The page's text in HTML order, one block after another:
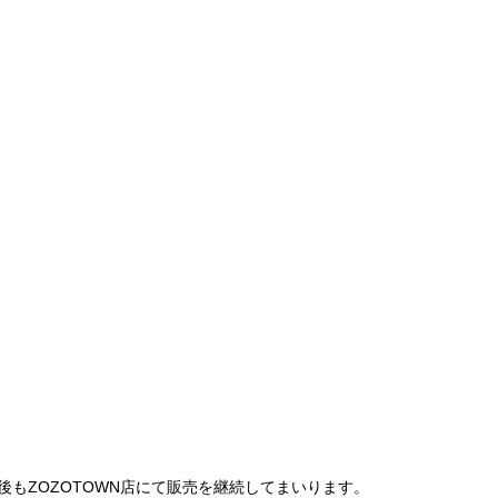
ZOZOTOWN店にて販売を継続してまいります。